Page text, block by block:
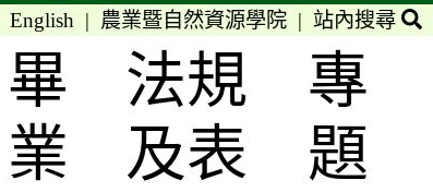
English | 農業暨自然資源學院| 站內搜尋
畢
業
法規
及表
專
題